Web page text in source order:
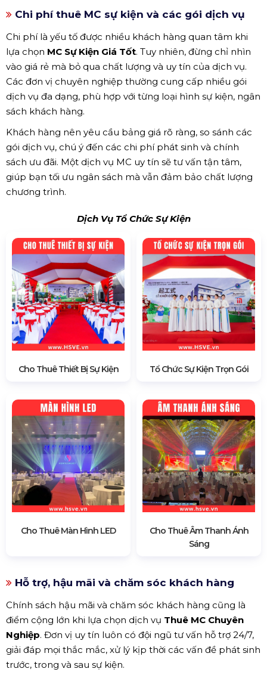
Chi phí thuê MC sự kiện và các gói dịch vụ
Chi phí là yếu tố được nhiều khách hàng quan tâm khi
lựa chọn MC Sự Kiện Giá Tốt. Tuy nhiên, đừng chỉ nhìn
vào giá rẻ mà bỏ qua chất lượng và uy tín của dịch vụ.
Các đơn vị chuyên nghiệp thường cung cấp nhiều gói
dịch vụ đa dạng, phù hợp với từng loại hình sự kiện, ngân
sách khách hàng.
Khách hàng nên yêu cầu bảng giá rõ ràng, so sánh các
gói dịch vụ, chú ý đến các chi phí phát sinh và chính
sách ưu đãi. Một dịch vụ MC uy tín sẽ tư vấn tận tâm,
giúp bạn tối ưu ngân sách mà vẫn đảm bảo chất lượng
chương trình.
Dịch Vụ Tổ Chức Sự Kiện
Cho Thuê Thiết Bị Sự Kiện Tổ Chức Sự Kiện Trọn Gói
Cho Thuê Màn Hình LED
Cho Thuê Âm Thanh Ánh
Sáng
Hỗ trợ, hậu mãi và chăm sóc khách hàng
Chính sách hậu mãi và chăm sóc khách hàng cũng là
điểm cộng lớn khi lựa chọn dịch vụ Thuê MC Chuyên
Nghiệp. Đơn vị uy tín luôn có đội ngũ tư vấn hỗ trợ 24/7,
giải đáp mọi thắc mắc, xử lý kịp thời các vấn đề phát sinh
trước, trong và sau sự kiện.